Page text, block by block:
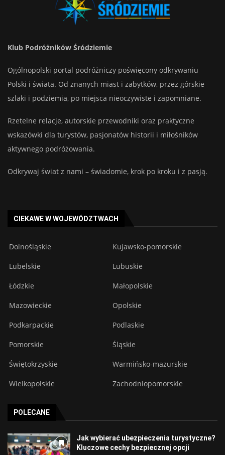
Klub Podróżników Śródziemie
Ogólnopolski portal podróżniczy poświęcony odkrywaniu
Polski i świata. Od znanych miast i zabytków, przez górskie
szlaki i podziemia, po miejsca nieoczywiste i zapomniane.
Rzetelne relacje, autorskie przewodniki oraz praktyczne
wskazówki dla turystów, pasjonatów historii i miłośników
aktywnego podróżowania.
Odkrywaj świat z nami – świadomie, krok po kroku i z pasją.
CIEKAWE W WOJEWÓDZTWACH
Dolnośląskie Kujawsko-pomorskie
Lubelskie Lubuskie
Łódzkie Małopolskie
Mazowieckie Opolskie
Podkarpackie Podlaskie
Pomorskie Śląskie
Świętokrzyskie Warmińsko-mazurskie
Wielkopolskie Zachodniopomorskie
POLECANE
Jak wybierać ubezpieczenia turystyczne?
Kluczowe cechy bezpiecznej opcji